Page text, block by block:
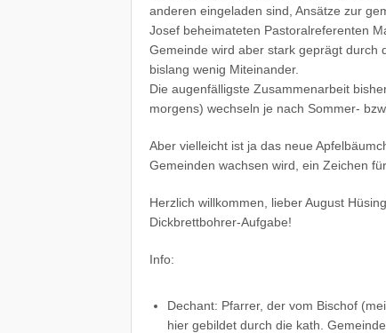
anderen eingeladen sind, Ansätze zur
Josef beheimateten Pastoralreferenten
Gemeinde wird aber stark geprägt durch
bislang wenig Miteinander.
Die augenfälligste Zusammenarbeit
morgens) wechseln je nach Sommer-
Aber vielleicht ist ja das neue
Gemeinden wachsen wird, ein Zeichen
Herzlich willkommen, lieber August
Dickbrettbohrer-Aufgabe!
Info:
Dechant: Pfarrer, der vom Bischof
hier gebildet durch die kath.